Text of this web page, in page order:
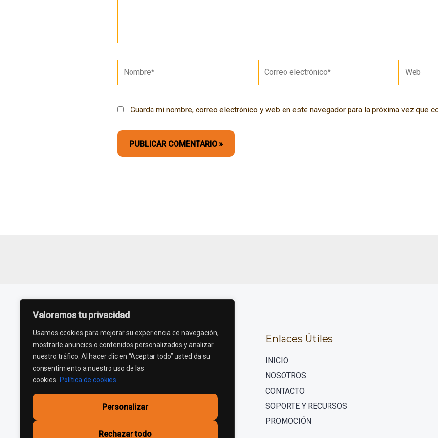
Valoramos tu privacidad
Usamos cookies para mejorar su experiencia de navegación,
mostrarle anuncios o contenidos personalizados y analizar
nuestro tráfico. Al hacer clic en “Aceptar todo” usted da su
consentimiento a nuestro uso de las
cookies.
Política de cookies
Personalizar
Rechazar todo
Guarda mi nombre, correo electrónico y web en este navegador para la próxima vez que
Nosotros
Somos una organización sin fines de lucro
comprometida con la conciencia y el conocimiento
sobre el síndrome de Guillain-Barré.
Enlaces Útiles
INICIO
NOSOTROS
CONTACTO
SOPORTE Y RECURSOS
PROMOCIÓN